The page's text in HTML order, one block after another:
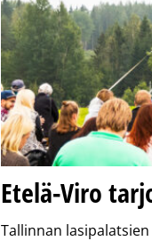
Etelä-Viro
Tallinnan